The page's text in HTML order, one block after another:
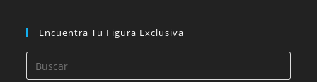
Encuentra Tu Figura Exclusiva